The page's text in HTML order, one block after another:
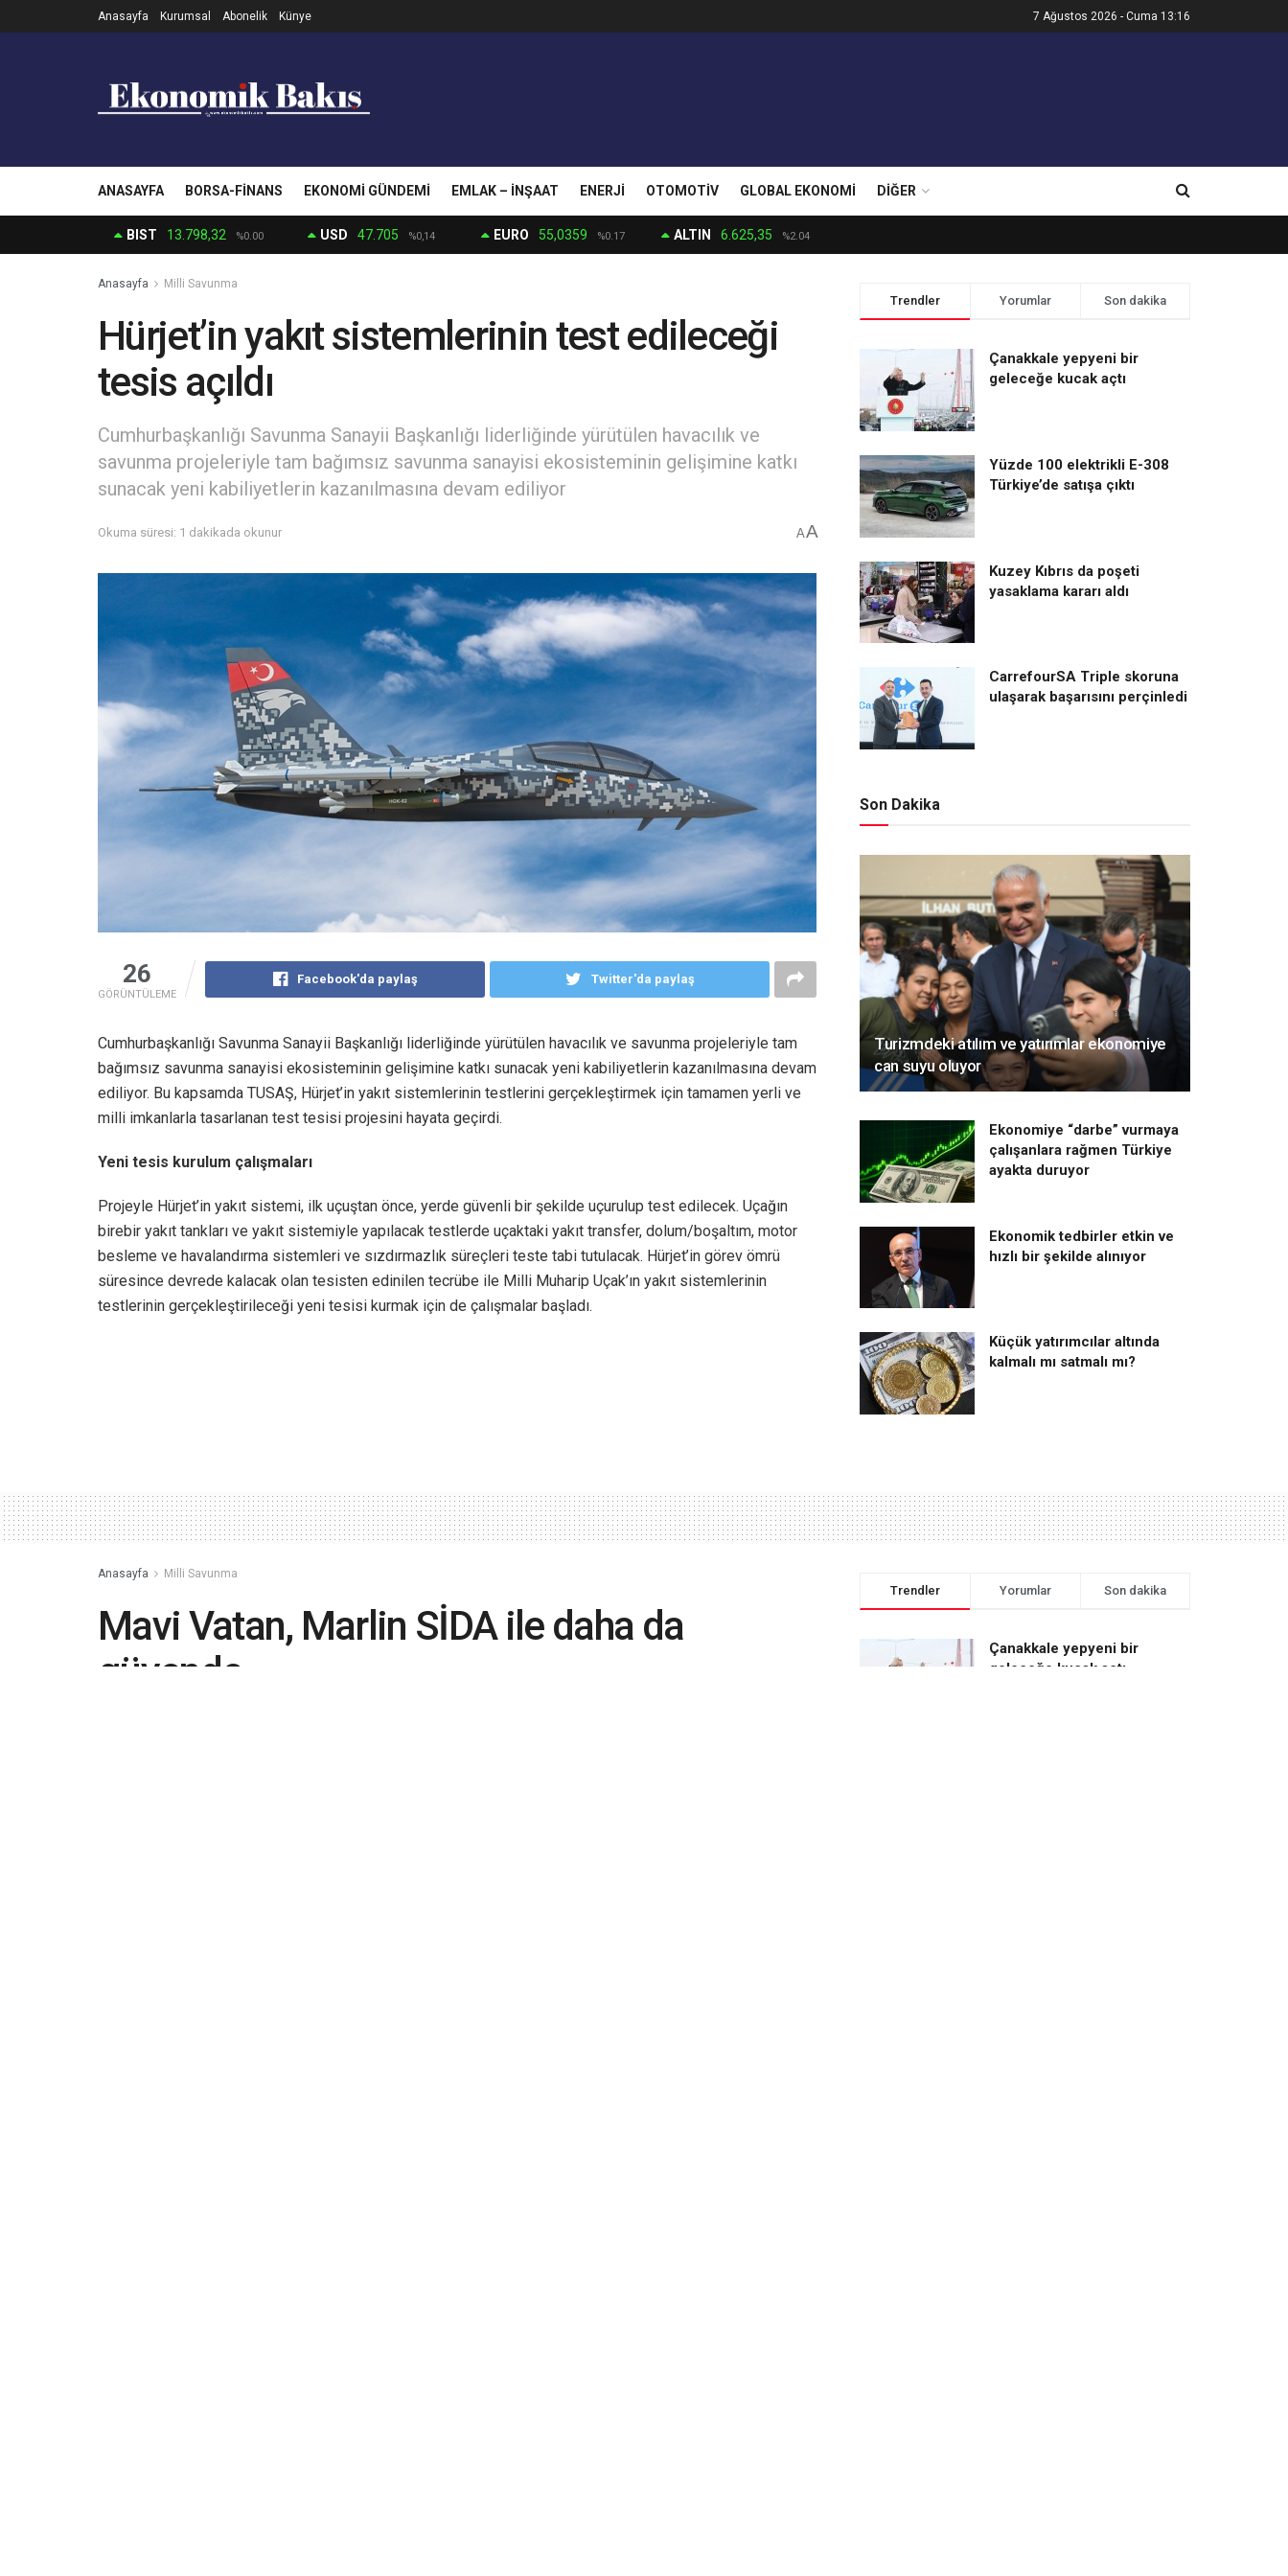
Anasayfa Kurumsal Abonelik Künye 7 Ağustos 2026 - Cuma 13:16
ANASAYFA BORSA-FINANS EKONOMI GÜNDEMI EMLAK – İNŞAAT ENERJI OTOMOTIV GLOBAL EKONOMI DIĞER
BIST 13.798,32 %0.00 USD 47.705 %0,14 EURO 55,0359 %0.17 ALTIN 6.625,35 %2.04
Anasayfa Milli Savunma
Hürjet’in yakıt sistemlerinin test edileceği
tesis açıldı
Cumhurbaşkanlığı Savunma Sanayii Başkanlığı liderliğinde yürütülen havacılık ve
savunma projeleriyle tam bağımsız savunma sanayisi ekosisteminin gelişimine katkı
sunacak yeni kabiliyetlerin kazanılmasına devam ediliyor
Okuma süresi: 1 dakikada okunur AA
26
GÖRÜNTÜLEME
Facebook'da paylaş Twitter'da paylaş
Cumhurbaşkanlığı Savunma Sanayii Başkanlığı liderliğinde yürütülen havacılık ve savunma projeleriyle tam
bağımsız savunma sanayisi ekosisteminin gelişimine katkı sunacak yeni kabiliyetlerin kazanılmasına devam
ediliyor. Bu kapsamda TUSAŞ, Hürjet’in yakıt sistemlerinin testlerini gerçekleştirmek için tamamen yerli ve
milli imkanlarla tasarlanan test tesisi projesini hayata geçirdi.
Yeni tesis kurulum çalışmaları
Projeyle Hürjet’in yakıt sistemi, ilk uçuştan önce, yerde güvenli bir şekilde uçurulup test edilecek. Uçağın
birebir yakıt tankları ve yakıt sistemiyle yapılacak testlerde uçaktaki yakıt transfer, dolum/boşaltım, motor
besleme ve havalandırma sistemleri ve sızdırmazlık süreçleri teste tabi tutulacak. Hürjet’in görev ömrü
süresince devrede kalacak olan tesisten edinilen tecrübe ile Milli Muharip Uçak’ın yakıt sistemlerinin
testlerinin gerçekleştirileceği yeni tesisi kurmak için de çalışmalar başladı.
Trendler Yorumlar Son dakika
Çanakkale yepyeni bir
geleceğe kucak açtı
Yüzde 100 elektrikli E-308
Türkiye’de satışa çıktı
Kuzey Kıbrıs da poşeti
yasaklama kararı aldı
CarrefourSA Triple skoruna
ulaşarak başarısını perçinledi
Son Dakika
Turizmdeki atılım ve yatırımlar ekonomiye
can suyu oluyor
Ekonomiye “darbe” vurmaya
çalışanlara rağmen Türkiye
ayakta duruyor
Ekonomik tedbirler etkin ve
hızlı bir şekilde alınıyor
Küçük yatırımcılar altında
kalmalı mı satmalı mı?
Anasayfa Milli Savunma
Mavi Vatan, Marlin SİDA ile daha da
güvende
Trendler Yorumlar Son dakika
Çanakkale yepyeni bir
geleceğe kucak açtı